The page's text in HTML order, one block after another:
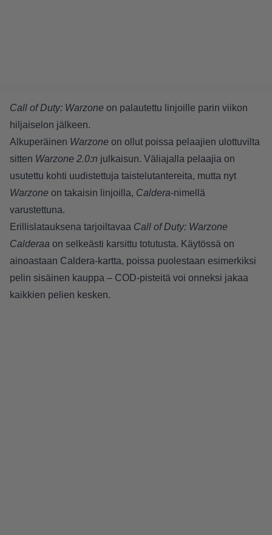
Call of Duty: Warzone on palautettu linjoille parin viikon
hiljaiselon jälkeen.
Alkuperäinen Warzone on ollut poissa pelaajien ulottuvilta
sitten Warzone 2.0:n julkaisun. Väliajalla pelaajia on
usutettu kohti uudistettuja taistelutantereita, mutta nyt
Warzone on takaisin linjoilla, Caldera-nimellä
varustettuna.
Erillislatauksena tarjoiltavaa Call of Duty: Warzone
Calderaa on selkeästi karsittu totutusta. Käytössä on
ainoastaan Caldera-kartta, poissa puolestaan esimerkiksi
pelin sisäinen kauppa – COD-pisteitä voi onneksi jakaa
kaikkien pelien kesken.